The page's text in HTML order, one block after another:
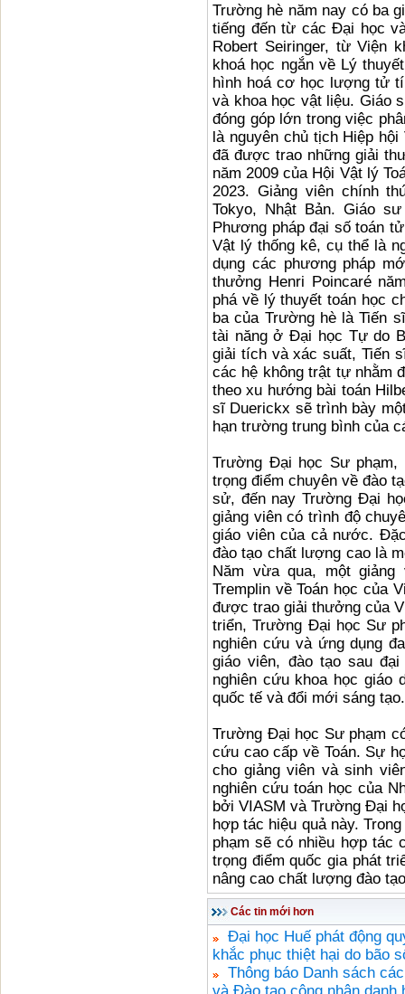
Trường hè năm nay có ba
tiếng đến từ các Đại học
Robert Seiringer, từ Viện
khoá học ngắn về Lý
hình hoá cơ học lượng tử
và khoa học vật liệu. Giáo
đóng góp lớn trong việc
là nguyên chủ tịch Hiệp
đã được trao những giải
năm 2009 của Hội Vật lý
2023. Giảng viên chính
Tokyo, Nhật Bản. Giáo
Phương pháp đại số toán
Vật lý thống kê, cụ thể là
dụng các phương pháp
thưởng Henri Poincaré
phá về lý thuyết toán học
ba của Trường hè là Tiến
tài năng ở Đại học Tự do
giải tích và xác suất, Tiến
các hệ không trật tự nhằm
theo xu hướng bài toán
sĩ Duerickx sẽ trình bày
hạn trường trung bình của
Trường Đại học Sư
trọng điểm chuyên về đào
sử, đến nay Trường Đại
giảng viên có trình độ
giáo viên của cả nước.
đào tạo chất lượng cao là
Năm vừa qua, một
Tremplin về Toán học của
được trao giải thưởng của
triển, Trường Đại học Sư
nghiên cứu và ứng dụng
giáo viên, đào tạo sau
nghiên cứu khoa học giáo
quốc tế và đổi mới sáng tạo.
Trường Đại học Sư phạm
cứu cao cấp về Toán. Sự
cho giảng viên và sinh
nghiên cứu toán học của
bởi VIASM và Trường Đại
hợp tác hiệu quả này.
phạm sẽ có nhiều hợp tác
trọng điểm quốc gia phát
nâng cao chất lượng đào
Các tin mới hơn
Đại học Huế phát động
khắc phục thiệt hại do bão
Thông báo Danh sách